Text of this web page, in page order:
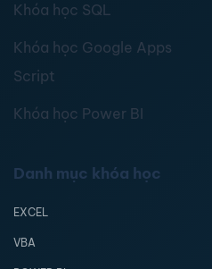
Khóa học SQL
Khóa học Google Apps
Script
Khóa học Power BI
Danh mục khóa học
EXCEL
VBA